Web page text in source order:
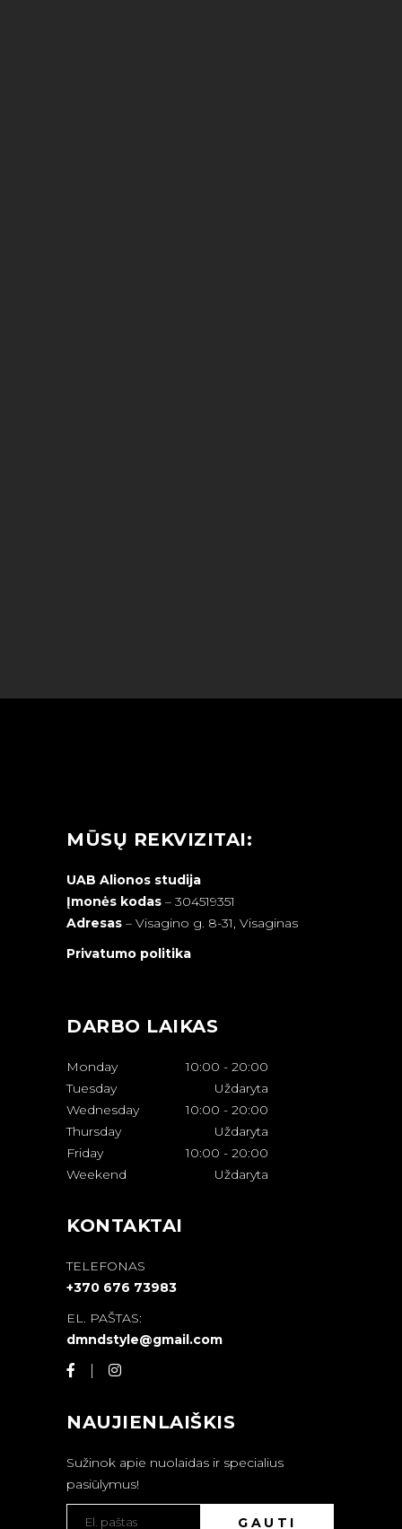
MŪSŲ REKVIZITAI:
UAB Alionos studija
Įmonės kodas – 304519351
Adresas – Visagino g. 8-31, Visaginas
Privatumo politika
DARBO LAIKAS
Monday 10:00 - 20:00
Tuesday
Uždaryta
Wednesday
10:00 - 20:00
Thursday
Uždaryta
Friday
10:00 - 20:00
Weekend
Uždaryta
KONTAKTAI
TELEFONAS
+370 676 73983
EL. PAŠTAS:
dmndstyle@gmail.com
NAUJIENLAIŠKIS
Sužinok apie nuolaidas ir specialius
pasiūlymus!